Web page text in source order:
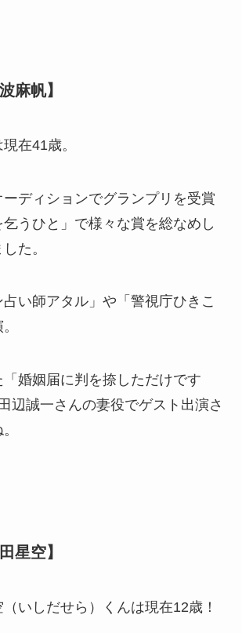
麻帆】
在41歳。
ディションでグランプリを受賞
乞うひと」で様々な賞を総なめし
た。
い師アタル」や「警視庁ひきこ
婚姻届に判を捺しただけです
辺誠一さんの妻役でゲスト出演さ
星空】
いしだせら）くんは現在12歳！